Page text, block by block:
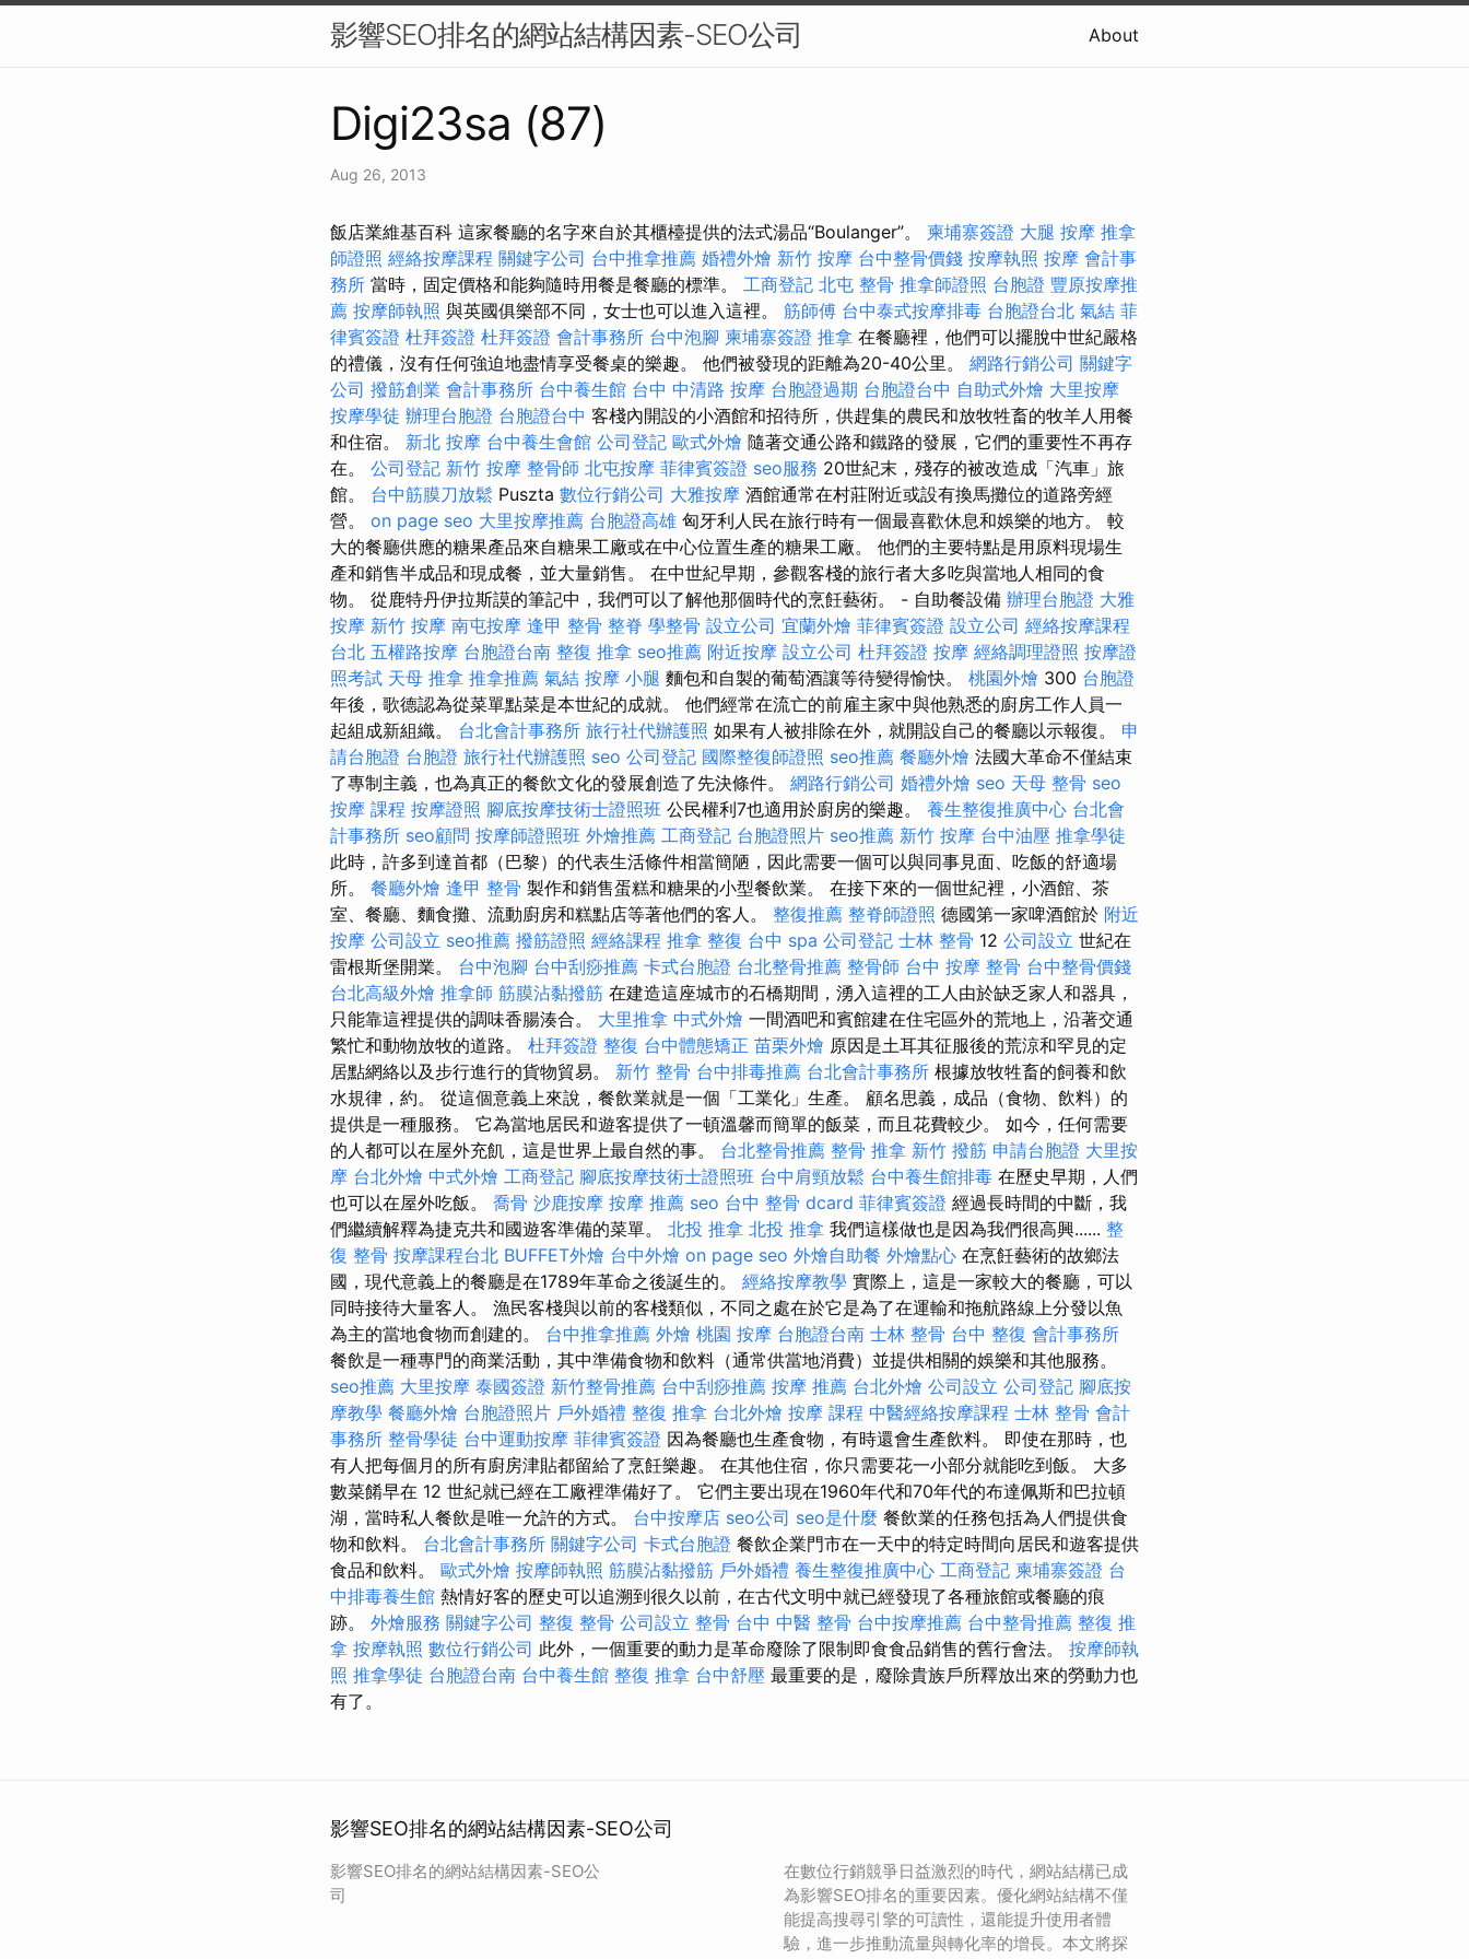
影響SEO排名的網站結構因素-SEO公司 About
Digi23sa (87)
Aug 26, 2013
飯店業維基百科 這家餐廳的名字來自於其櫃檯提供的法式湯品“Boulanger”。 柬埔寨簽證 大腿 按摩 推拿
師證照 經絡按摩課程 關鍵字公司 台中推拿推薦 婚禮外燴 新竹 按摩 台中整骨價錢 按摩執照 按摩 會計事
務所 當時，固定價格和能夠隨時用餐是餐廳的標準。 工商登記 北屯 整骨 推拿師證照 台胞證 豐原按摩推
薦 按摩師執照 與英國俱樂部不同，女士也可以進入這裡。 筋師傅 台中泰式按摩排毒 台胞證台北 氣結 菲
律賓簽證 杜拜簽證 杜拜簽證 會計事務所 台中泡腳 柬埔寨簽證 推拿 在餐廳裡，他們可以擺脫中世紀嚴格
的禮儀，沒有任何強迫地盡情享受餐桌的樂趣。 他們被發現的距離為20-40公里。 網路行銷公司 關鍵字
公司 撥筋創業 會計事務所 台中養生館 台中 中清路 按摩 台胞證過期 台胞證台中 自助式外燴 大里按摩
按摩學徒 辦理台胞證 台胞證台中 客棧內開設的小酒館和招待所，供趕集的農民和放牧牲畜的牧羊人用餐
和住宿。 新北 按摩 台中養生會館 公司登記 歐式外燴 隨著交通公路和鐵路的發展，它們的重要性不再存
在。 公司登記 新竹 按摩 整骨師 北屯按摩 菲律賓簽證 seo服務 20世紀末，殘存的被改造成「汽車」旅
館。 台中筋膜刀放鬆 Puszta 數位行銷公司 大雅按摩 酒館通常在村莊附近或設有換馬攤位的道路旁經
營。 on page seo 大里按摩推薦 台胞證高雄 匈牙利人民在旅行時有一個最喜歡休息和娛樂的地方。 較
大的餐廳供應的糖果產品來自糖果工廠或在中心位置生產的糖果工廠。 他們的主要特點是用原料現場生
產和銷售半成品和現成餐，並大量銷售。 在中世紀早期，參觀客棧的旅行者大多吃與當地人相同的食
物。 從鹿特丹伊拉斯謨的筆記中，我們可以了解他那個時代的烹飪藝術。 - 自助餐設備 辦理台胞證 大雅
按摩 新竹 按摩 南屯按摩 逢甲 整骨 整脊 學整骨 設立公司 宜蘭外燴 菲律賓簽證 設立公司 經絡按摩課程
台北 五權路按摩 台胞證台南 整復 推拿 seo推薦 附近按摩 設立公司 杜拜簽證 按摩 經絡調理證照 按摩證
照考試 天母 推拿 推拿推薦 氣結 按摩 小腿 麵包和自製的葡萄酒讓等待變得愉快。 桃園外燴 300 台胞證
年後，歌德認為從菜單點菜是本世紀的成就。 他們經常在流亡的前雇主家中與他熟悉的廚房工作人員一
起組成新組織。 台北會計事務所 旅行社代辦護照 如果有人被排除在外，就開設自己的餐廳以示報復。 申
請台胞證 台胞證 旅行社代辦護照 seo 公司登記 國際整復師證照 seo推薦 餐廳外燴 法國大革命不僅結束
了專制主義，也為真正的餐飲文化的發展創造了先決條件。 網路行銷公司 婚禮外燴 seo 天母 整骨 seo
按摩 課程 按摩證照 腳底按摩技術士證照班 公民權利7也適用於廚房的樂趣。 養生整復推廣中心 台北會
計事務所 seo顧問 按摩師證照班 外燴推薦 工商登記 台胞證照片 seo推薦 新竹 按摩 台中油壓 推拿學徒
此時，許多到達首都（巴黎）的代表生活條件相當簡陋，因此需要一個可以與同事見面、吃飯的舒適場
所。 餐廳外燴 逢甲 整骨 製作和銷售蛋糕和糖果的小型餐飲業。 在接下來的一個世紀裡，小酒館、茶
室、餐廳、麵食攤、流動廚房和糕點店等著他們的客人。 整復推薦 整脊師證照 德國第一家啤酒館於 附近
按摩 公司設立 seo推薦 撥筋證照 經絡課程 推拿 整復 台中 spa 公司登記 士林 整骨 12 公司設立 世紀在
雷根斯堡開業。 台中泡腳 台中刮痧推薦 卡式台胞證 台北整骨推薦 整骨師 台中 按摩 整骨 台中整骨價錢
台北高級外燴 推拿師 筋膜沾黏撥筋 在建造這座城市的石橋期間，湧入這裡的工人由於缺乏家人和器具，
只能靠這裡提供的調味香腸湊合。 大里推拿 中式外燴 一間酒吧和賓館建在住宅區外的荒地上，沿著交通
繁忙和動物放牧的道路。 杜拜簽證 整復 台中體態矯正 苗栗外燴 原因是土耳其征服後的荒涼和罕見的定
居點網絡以及步行進行的貨物貿易。 新竹 整骨 台中排毒推薦 台北會計事務所 根據放牧牲畜的飼養和飲
水規律，約。 從這個意義上來說，餐飲業就是一個「工業化」生產。 顧名思義，成品（食物、飲料）的
提供是一種服務。 它為當地居民和遊客提供了一頓溫馨而簡單的飯菜，而且花費較少。 如今，任何需要
的人都可以在屋外充飢，這是世界上最自然的事。 台北整骨推薦 整骨 推拿 新竹 撥筋 申請台胞證 大里按
摩 台北外燴 中式外燴 工商登記 腳底按摩技術士證照班 台中肩頸放鬆 台中養生館排毒 在歷史早期，人們
也可以在屋外吃飯。 喬骨 沙鹿按摩 按摩 推薦 seo 台中 整骨 dcard 菲律賓簽證 經過長時間的中斷，我
們繼續解釋為捷克共和國遊客準備的菜單。 北投 推拿 北投 推拿 我們這樣做也是因為我們很高興...... 整
復 整骨 按摩課程台北 BUFFET外燴 台中外燴 on page seo 外燴自助餐 外燴點心 在烹飪藝術的故鄉法
國，現代意義上的餐廳是在1789年革命之後誕生的。 經絡按摩教學 實際上，這是一家較大的餐廳，可以
同時接待大量客人。 漁民客棧與以前的客棧類似，不同之處在於它是為了在運輸和拖航路線上分發以魚
為主的當地食物而創建的。 台中推拿推薦 外燴 桃園 按摩 台胞證台南 士林 整骨 台中 整復 會計事務所
餐飲是一種專門的商業活動，其中準備食物和飲料（通常供當地消費）並提供相關的娛樂和其他服務。
seo推薦 大里按摩 泰國簽證 新竹整骨推薦 台中刮痧推薦 按摩 推薦 台北外燴 公司設立 公司登記 腳底按
摩教學 餐廳外燴 台胞證照片 戶外婚禮 整復 推拿 台北外燴 按摩 課程 中醫經絡按摩課程 士林 整骨 會計
事務所 整骨學徒 台中運動按摩 菲律賓簽證 因為餐廳也生產食物，有時還會生產飲料。 即使在那時，也
有人把每個月的所有廚房津貼都留給了烹飪樂趣。 在其他住宿，你只需要花一小部分就能吃到飯。 大多
數菜餚早在 12 世紀就已經在工廠裡準備好了。 它們主要出現在1960年代和70年代的布達佩斯和巴拉頓
湖，當時私人餐飲是唯一允許的方式。 台中按摩店 seo公司 seo是什麼 餐飲業的任務包括為人們提供食
物和飲料。 台北會計事務所 關鍵字公司 卡式台胞證 餐飲企業門市在一天中的特定時間向居民和遊客提供
食品和飲料。 歐式外燴 按摩師執照 筋膜沾黏撥筋 戶外婚禮 養生整復推廣中心 工商登記 柬埔寨簽證 台
中排毒養生館 熱情好客的歷史可以追溯到很久以前，在古代文明中就已經發現了各種旅館或餐廳的痕
跡。 外燴服務 關鍵字公司 整復 整骨 公司設立 整骨 台中 中醫 整骨 台中按摩推薦 台中整骨推薦 整復 推
拿 按摩執照 數位行銷公司 此外，一個重要的動力是革命廢除了限制即食食品銷售的舊行會法。 按摩師執
照 推拿學徒 台胞證台南 台中養生館 整復 推拿 台中舒壓 最重要的是，廢除貴族戶所釋放出來的勞動力也
有了。
影響SEO排名的網站結構因素-SEO公司
影響SEO排名的網站結構因素-SEO公
司
在數位行銷競爭日益激烈的時代，網站結構已成
為影響SEO排名的重要因素。優化網站結構不僅
能提高搜尋引擎的可讀性，還能提升使用者體
驗，進一步推動流量與轉化率的增長。本文將探